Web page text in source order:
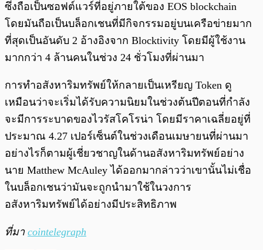
ซึ่งถือเป็นซอฟต์แวร์ที่อยู่ภายใต้ของ EOS blockchain
โดยมันถือเป็นบล็อกเชนที่มีกิจกรรมอยู่บนเครือข่ายมาก
ที่สุดเป็นอันดับ 2 อ้างอิงจาก Blocktivity โดยมีผู้ใช้งาน
มากกว่า 4 ล้านคนในช่วง 24 ชั่วโมงที่ผ่านมา
การทำอสังหาริมทรัพย์ให้กลายเป็นเหรียญ Token ดู
เหมือนว่าจะเริ่มได้รับความนิยมในช่วงต้นปีตอนที่กำลัง
จะมีการระบาดของไวรัสโคโรน่า โดยมีราคาเฉลี่ยอยู่ที่
ประมาณ 4.27 เปอร์เซ็นต์ในช่วงเดือนเมษายนที่ผ่านมา
อย่างไรก็ตามผู้เชี่ยวชาญในด้านอสังหาริมทรัพย์อย่าง
นาย Matthew McAuley ได้ออกมากล่าวว่าเขานั้นไม่เชื่อ
ในบล็อกเชนว่ามันจะถูกนำมาใช้ในวงการ
อสังหาริมทรัพย์ได้อย่างมีประสิทธิภาพ
ที่มา cointelegraph